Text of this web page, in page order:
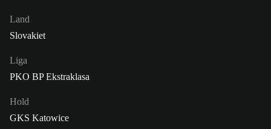
Land
Slovakiet
Liga
PKO BP Ekstraklasa
Hold
GKS Katowice